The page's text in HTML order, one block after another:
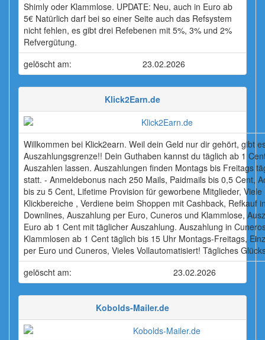
Shimly oder Klammlose. UPDATE: Neu, auch in Euro ab
5€ Natürlich darf bei so einer Seite auch das Refsystem
nicht fehlen, es gibt drei Refebenen mit 5%, 3% und 2%
Refvergütung.
gelöscht am:
23.02.2026
Klick2Earn.de
Willkommen bei Klick2earn. Weil dein Geld nur dir gehört, gibt
Auszahlungsgrenze!! Dein Guthaben kannst du täglich ab 1
Auszahlen lassen. Auszahlungen finden Montags bis Freitags
statt. - Anmeldebonus nach 250 Mails, Paidmails bis 0,5 Cent,
bis zu 5 Cent, Lifetime Provision für geworbene Mitglieder, Viele
Klickbereiche , Verdiene beim Shoppen mit Cashback, Refkauf
Downlines, Auszahlung per Euro, Cuneros und Klammlose,
Euro ab 1 Cent mit täglicher Auszahlung. Auszahlung in
Klammlosen ab 1 Cent täglich bis 15 Uhr Montags-Freitags,
per Euro und Cuneros, Vieles Vollautomatisiert! Tägliches
gelöscht am:
23.02.2026
Kobolds-Mailer.de